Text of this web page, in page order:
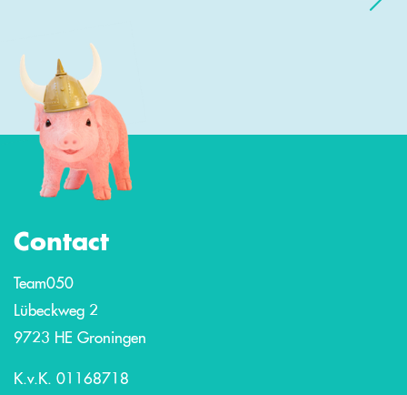
Contact
Team050
Lübeckweg 2
9723 HE Groningen
K.v.K. 01168718